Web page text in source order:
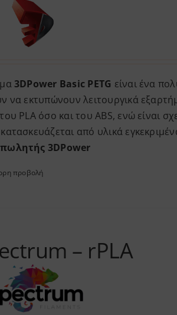
3DPower Basic PETG είναι ένα
να εκτυπώνουν λειτουργικά
PLA όσο και του ABS, ενώ είναι
κατασκευάζεται από υλικά
3DPower
προβολή
– rPLA